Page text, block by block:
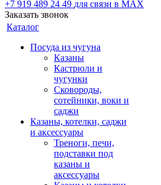
+7 919 489 24 49 для связи в МАХ
Заказать звонок
Каталог
Посуда из чугуна
Казаны
Кастрюли и
чугунки
Сковороды,
сотейники, воки и
саджи
Казаны, котелки, саджи
и аксессуары
Треноги, печи,
подставки под
казаны и
аксессуары